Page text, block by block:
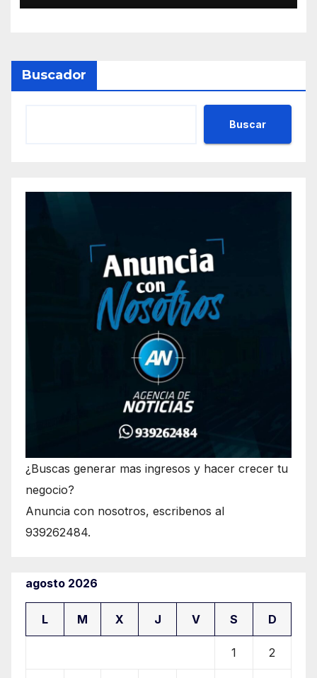
Buscador
Buscar
¿Buscas generar mas ingresos y hacer crecer tu
negocio?
Anuncia con nosotros, escribenos al
939262484.
agosto 2026
L M X J V S D
1 2